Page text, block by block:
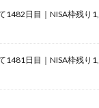
1482日目｜NISA枠残り
1481日目｜NISA枠残り